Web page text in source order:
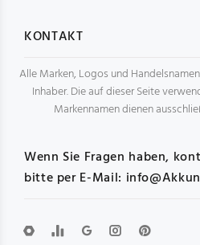
Wenn Sie Fragen haben,
bitte per E-Mail:
KONTAKT
Alle Marken, Logos und
Inhaber. Die auf dieser Seite
Markennamen dienen